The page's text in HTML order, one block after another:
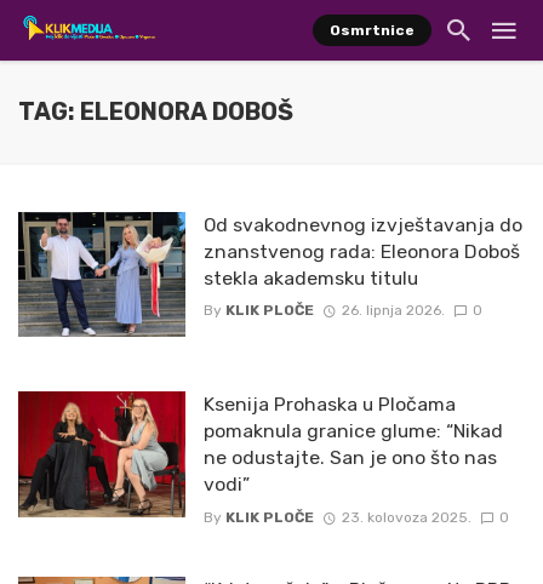
Osmrtnice
TAG: ELEONORA DOBOŠ
Od svakodnevnog izvještavanja do
znanstvenog rada: Eleonora Doboš
stekla akademsku titulu
By KLIK PLOČE 26. lipnja 2026. 0
Ksenija Prohaska u Pločama
pomaknula granice glume: “Nikad
ne odustajte. San je ono što nas
vodi”
By KLIK PLOČE 23. kolovoza 2025. 0